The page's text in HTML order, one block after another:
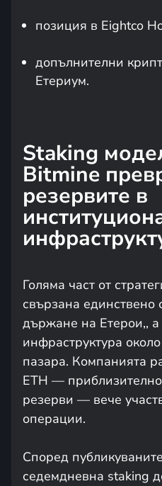
позиция в Eightco
допълнителни
Етериум.
Staking
Bitmine
резервите в
Голяма част от
свързана единствено
държане на Етерои,,
инфраструктура около
пазара. Компанията
ETH —
резерви — вече
операции.
Според
седемдневна staking